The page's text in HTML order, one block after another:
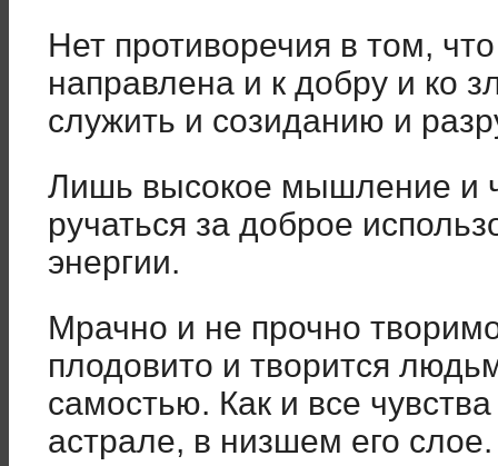
Нет противоречия в том,
направлена и к добру и ко
служить и созиданию и
Лишь высокое мышление и
ручаться за доброе
энергии.
Мрачно и не прочно
плодовито и творится
самостью. Как и все
астрале, в низшем его слое.